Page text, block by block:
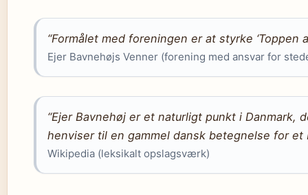
“Formålet med foreningen er at styrke ‘Toppen
Ejer Bavnehøjs Venner (forening med ansvar for
“Ejer Bavnehøj er et naturligt punkt i Danmark,
henviser til en gammel dansk betegnelse for et
Wikipedia (leksikalt opslagsværk)